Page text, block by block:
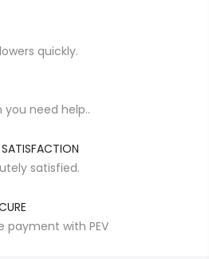
quickly.
you need help..
satisfied.
payment with PEV